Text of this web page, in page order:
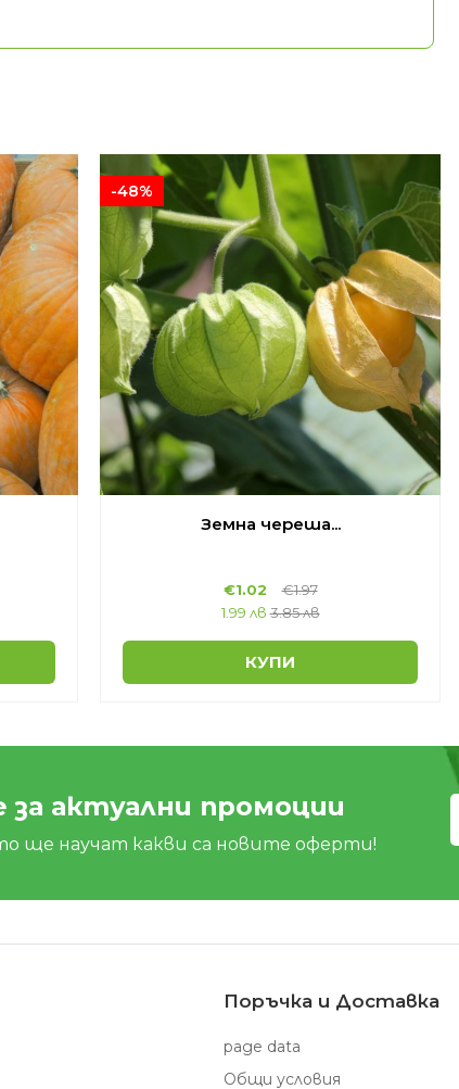
-48%
Земна череша...
€1.02 €1.97
1.99 лв 3.85 лв
КУПИ
актуални промоции
ще научат какви са новите оферти!
Поръчка и Доставка
page data
Общи условия